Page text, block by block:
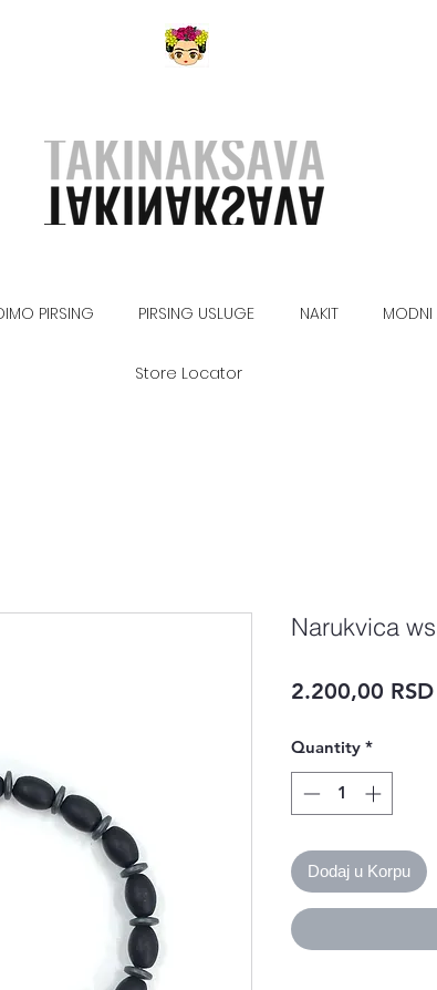
PIRSING PIRSING USLUGE NAKIT MODNI
Store Locator
Narukvica ws
2.200,00 RSD
Quantity *
Dodaj u Korpu